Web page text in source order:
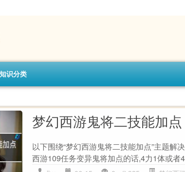
知识分类
梦幻西游鬼将二技能加点
以下围绕“梦幻西游鬼将二技能加点”主题解
西游109任务变异鬼将加点的话,4力1体或者